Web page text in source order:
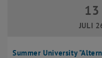
Summer University
13
JULI